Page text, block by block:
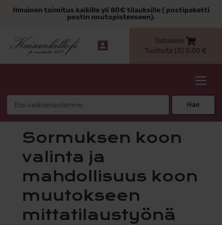
sisältöönIlmainen toimitus kaikille yli 80€ tilauksille ( postipaketti
postin noutopisteeseen).
Ostoskori
Tuotteita (0) 0,00 €
Hae
Sormuksen koon
valinta ja
mahdollisuus koon
muutokseen
mittatilaustyönä